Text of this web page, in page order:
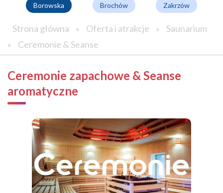
Borowska Brochów Zakrzów
Strona główna » Oferta i atrakcje »
Saunarium
»
Ceremonie & Seanse
Ceremonie zapachowe & Seanse
aromatyczne